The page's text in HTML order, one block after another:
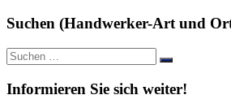
Suchen (Handwerker-Art und
Suche
nach:
Suchen
Informieren Sie sich weiter!